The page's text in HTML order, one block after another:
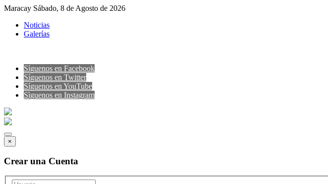
Maracay Sábado, 8 de Agosto de 2026
Noticias
Galerías
Síguenos en Facebook
Síguenos en Twitter
Síguenos en YouTube
Sìguenos en Instagram
×
Crear una Cuenta